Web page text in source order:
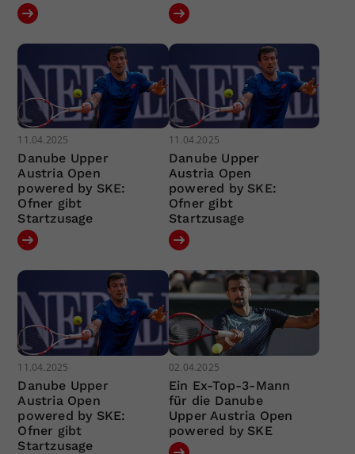
11.04.2025
Danube Upper
Austria Open
powered by SKE:
Ofner gibt
Startzusage
11.04.2025
Danube Upper
Austria Open
powered by SKE:
Ofner gibt
Startzusage
11.04.2025
Danube Upper
Austria Open
powered by SKE:
Ofner gibt
Startzusage
02.04.2025
Ein Ex-Top-3-Mann
für die Danube
Upper Austria Open
powered by SKE